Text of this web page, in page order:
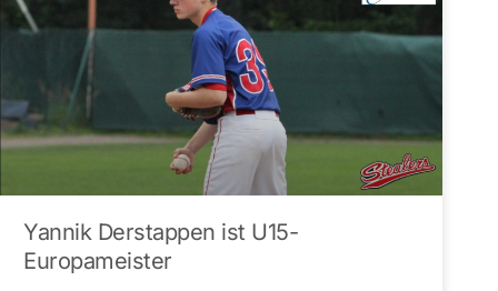
Yannik Derstappen ist U15-
Europameister